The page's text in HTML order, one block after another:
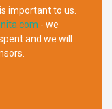
important to us.
- we
and we will